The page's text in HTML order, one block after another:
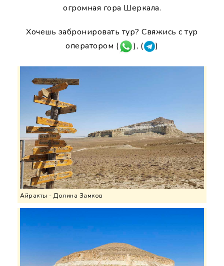
огромная гора Шеркала.
Хочешь забронировать тур? Свяжись с тур
оператором (
), ( )
Айракты - Долина Замков